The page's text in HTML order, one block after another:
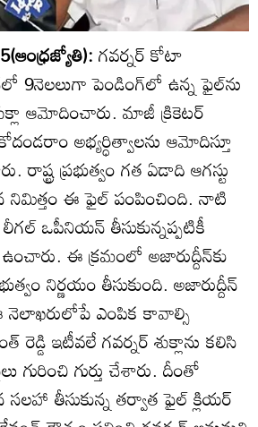
గవర్నర్‌ కోటా
9నెలలుగా పెండింగ్‌లో ఉన్న ఫైల్‌ను
ఆమోదించారు. మాజీ క్రికెటర్‌
అభ్యర్ధిత్వాలను ఆమోదిస్తూ
రాష్ట్ర ప్రభుత్వం గత ఏడాది ఆగస్టు
నిమిత్తం ఈ ఫైల్‌ పంపించింది. నాటి
లీగల్‌ ఒపీనియన్‌ తీసుకున్నప్పటికీ
ఈ క్రమంలో అజారుద్దీన్‌కు
నిర్ణయం తీసుకుంది. అజారుద్దీన్‌
నెలాఖరులోపే ఎంపిక కావాల్సి
ఇటీవలే గవర్నర్‌ శుక్లాను కలిసి
గురించి గుర్తు చేశారు. దీంతో
తీసుకున్న తర్వాత ఫైల్‌ క్లియర్‌